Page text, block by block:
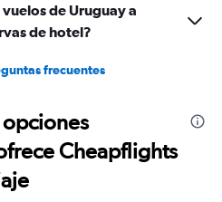
de Uruguay a
de hotel?
frecuentes
Cheapflights